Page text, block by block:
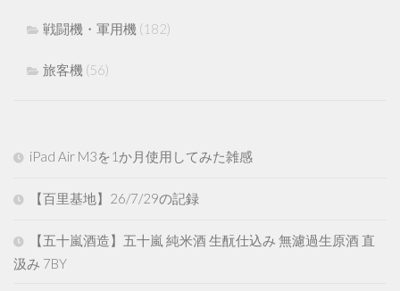
戦闘機・軍用機 (182)
旅客機 (56)
iPad Air M3を1か月使用してみた雑感
【百里基地】26/7/29の記録
【五十嵐酒造】五十嵐 純米酒 生酛仕込み 無濾過生原酒 直
汲み 7BY